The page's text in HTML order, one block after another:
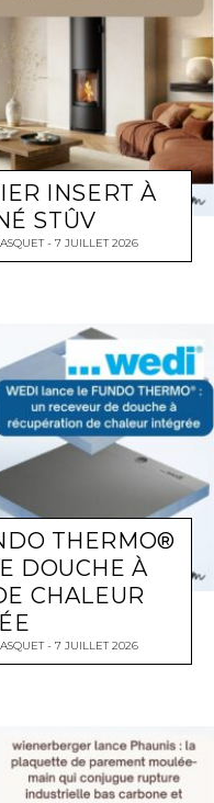
INSERT À
STÛV
7 JUILLET 2026
THERMO®
DOUCHE À
CHALEUR
7 JUILLET 2026